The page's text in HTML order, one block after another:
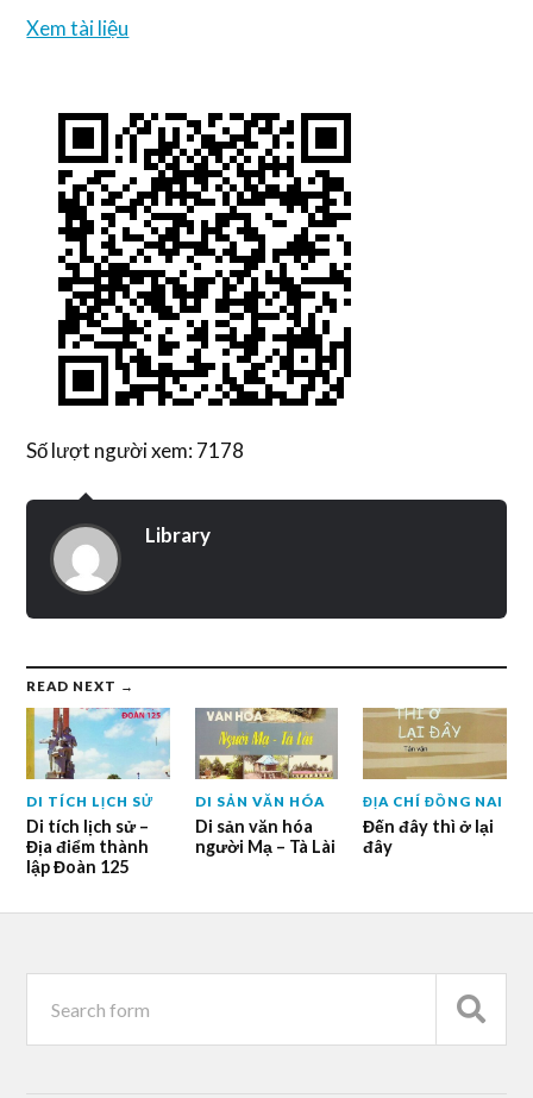
Xem tài liệu
Số lượt người xem: 7178
Library
READ NEXT →
DI TÍCH LỊCH SỬ
Di tích lịch sử –
Địa điểm thành
lập Đoàn 125
DI SẢN VĂN HÓA
Di sản văn hóa
người Mạ – Tà Lài
ĐỊA CHÍ ĐỒNG NAI
Đến đây thì ở lại
đây